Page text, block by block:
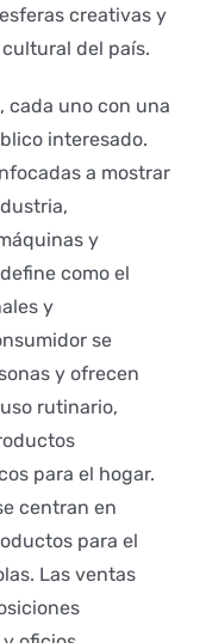
creativas y
del país.
cada uno con una
interesado.
a mostrar
y
como el
y
se
y ofrecen
rutinario,
para el hogar.
centran en
para el
Las ventas